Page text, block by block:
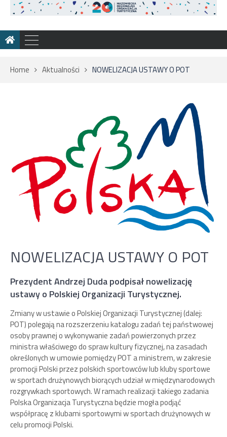
Home Aktualności NOWELIZACJA USTAWY O POT
NOWELIZACJA USTAWY O POT
Prezydent Andrzej Duda podpisał nowelizację
ustawy o Polskiej Organizacji Turystycznej.
Zmiany w ustawie o Polskiej Organizacji Turystycznej (dalej:
POT) polegają na rozszerzeniu katalogu zadań tej państwowej
osoby prawnej o wykonywanie zadań powierzonych przez
ministra właściwego do spraw kultury fizycznej, na zasadach
określonych w umowie pomiędzy POT a ministrem, w zakresie
promocji Polski przez polskich sportowców lub kluby sportowe
w sportach drużynowych biorących udział w międzynarodowych
rozgrywkach sportowych. W ramach realizacji takiego zadania
Polska Organizacja Turystyczna będzie mogła podjąć
współpracę z klubami sportowymi w sportach drużynowych w
celu promocji Polski.